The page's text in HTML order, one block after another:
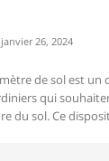
janvier 26, 2024
de sol est un
qui
du sol. Ce